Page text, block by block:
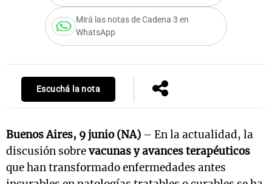
Mirá las notas de Cadena 3 en
WhatsApp
Escuchá la nota
Buenos Aires, 9 junio (NA) – En la actualidad, la
discusión sobrevacunas y avances terapéuticos
que han transformado enfermedades antes